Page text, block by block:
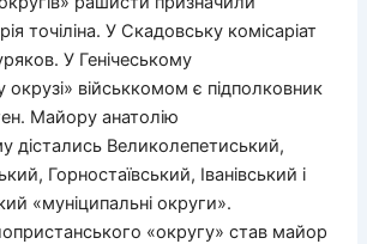
точіліна. У Скадовську комісаріат
У Генічеському
окрузі» військкомом є підполковник
Майору анатолію
дістались Великолепетиський,
Горностаївський, Іванівський і
«муніципальні округи».
«округу» став майор